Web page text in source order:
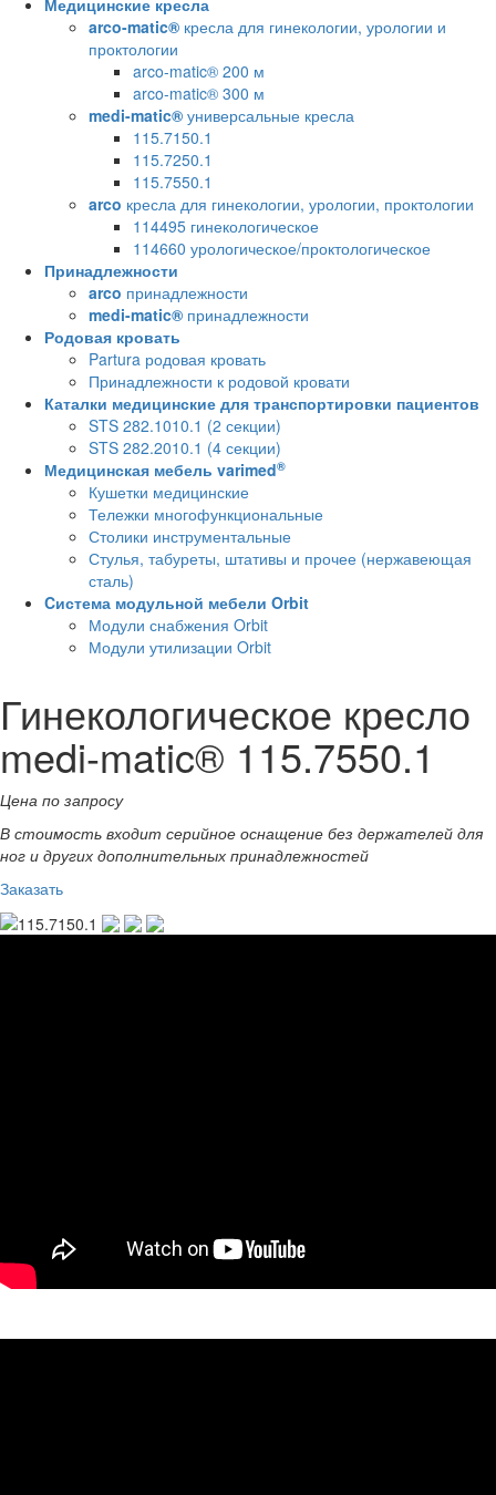
Медицинские кресла
arco-matic® кресла для гинекологии, урологии и
проктологии
arco-matic® 200 м
arco-matic® 300 м
medi-matic® универсальные кресла
115.7150.1
115.7250.1
115.7550.1
arco кресла для гинекологии, урологии, проктологии
114495 гинекологическое
114660 урологическое/проктологическое
Принадлежности
arco принадлежности
medi-matic® принадлежности
Родовая кровать
Partura родовая кровать
Принадлежности к родовой кровати
Каталки медицинские для транспортировки пациентов
STS 282.1010.1 (2 секции)
STS 282.2010.1 (4 секции)
Медицинская мебель varimed®
Кушетки медицинские
Тележки многофункциональные
Столики инструментальные
Стулья, табуреты, штативы и прочее (нержавеющая
сталь)
Cистема модульной мебели Orbit
Модули снабжения Orbit
Модули утилизации Orbit
Гинекологическое кресло
medi-matic® 115.7550.1
Цена по запросу
В стоимость входит серийное оснащение без держателей для
ног и других дополнительных принадлежностей
Заказать